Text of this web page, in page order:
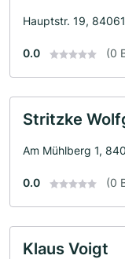
Hauptstr. 19,
0.0 (0
Stritzke
Am Mühlberg 1,
0.0 (0
Klaus Voigt